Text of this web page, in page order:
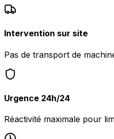
Intervention sur site
Pas de transport de
Urgence 24h/24
Réactivité maximale pour